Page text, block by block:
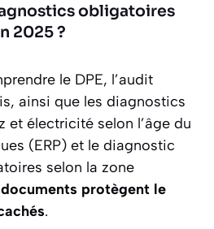
obligatoires
2025 ?
le DPE, l’audit
ainsi que les diagnostics
et électricité selon l’âge du
(ERP) et le diagnostic
selon la zone
protègent le
.